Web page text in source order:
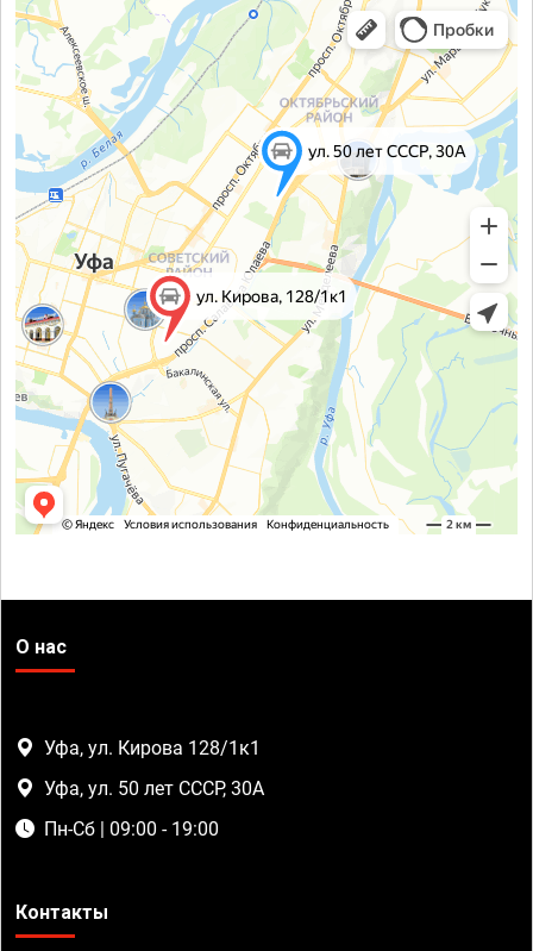
О нас
Уфа, ул. Кирова 128/1к1
Уфа, ул. 50 лет СССР, 30А
Пн-Сб | 09:00 - 19:00
Контакты